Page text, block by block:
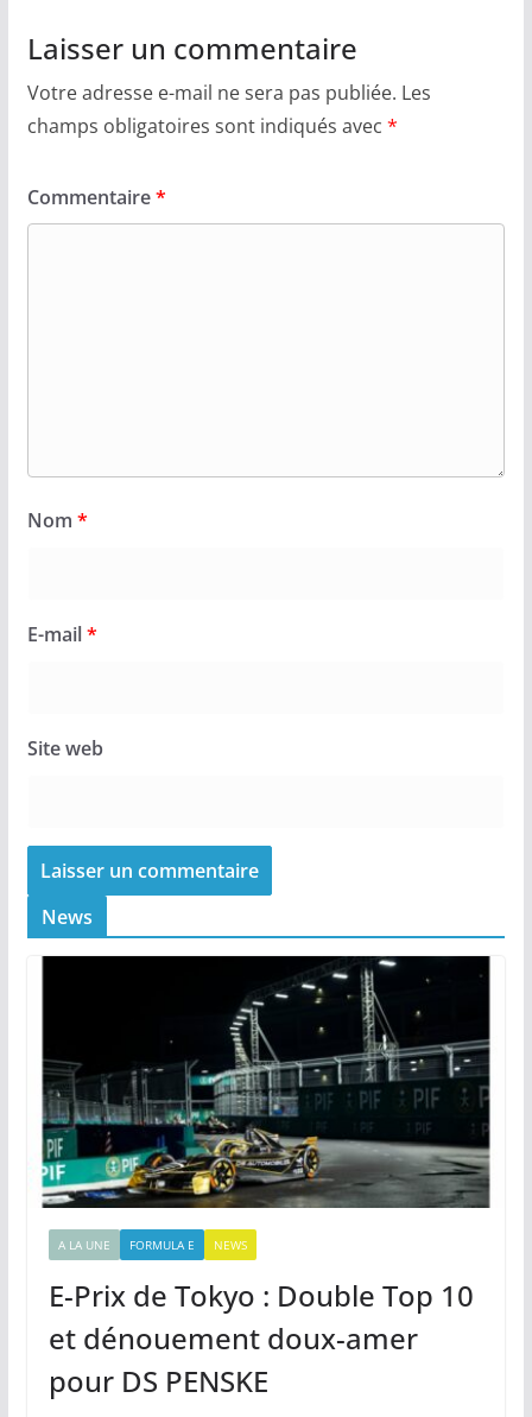
Laisser un commentaire
Votre adresse e-mail ne sera pas publiée. Les
champs obligatoires sont indiqués avec *
Commentaire*
Nom *
E-mail*
Site web
News
A LA UNE FORMULA E NEWS
E-Prix de Tokyo : Double Top 10
et dénouement doux-amer
pour DS PENSKE